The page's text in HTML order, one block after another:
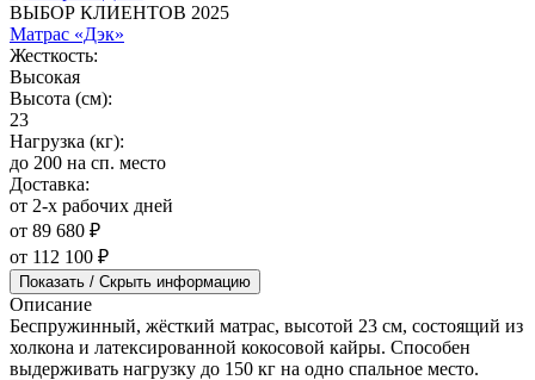
ВЫБОР КЛИЕНТОВ 2025
Матрас «Дэк»
Жесткость:
Высокая
Высота (см):
23
Нагрузка (кг):
до 200 на сп. место
Доставка:
от 2-х рабочих дней
от 89 680 ₽
от 112 100 ₽
Показать / Скрыть информацию
Описание
Беспружинный, жёсткий матрас, высотой 23 см, состоящий из
холкона и латексированной кокосовой кайры. Способен
выдерживать нагрузку до 150 кг на одно спальное место.